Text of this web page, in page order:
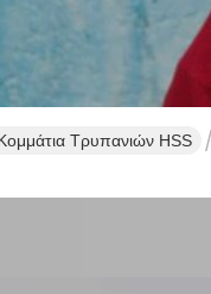
Τρυπανιών HSS